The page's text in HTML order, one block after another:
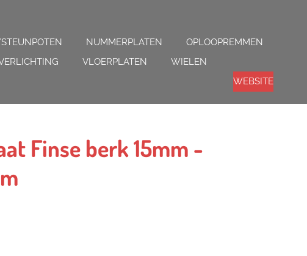
NUMMERPLATEN
OPLOOPREMMEN
VLOERPLATEN
WIELEN
WEBSITE
Finse berk 15mm -